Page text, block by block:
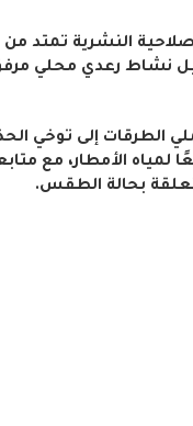
النشرية تمتد من
نشاط رعدي محلي
إلى توخي
لمياه الأمطار، مع
بحالة الطقس.